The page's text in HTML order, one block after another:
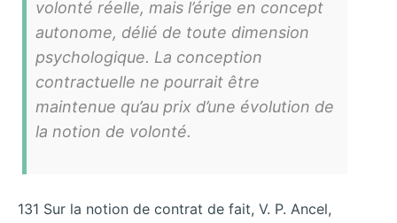
volonté réelle, mais l’érige en concept
autonome, délié de toute dimension
psychologique. La conception
contractuelle ne pourrait être
maintenue qu’au prix d’une évolution de
la notion de volonté.
131 Sur la notion de contrat de fait, V. P. Ancel,